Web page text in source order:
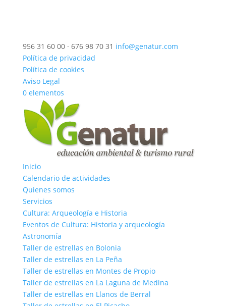
956 31 60 00 · 676 98 70 31 info@genatur.com
Política de privacidad
Política de cookies
Aviso Legal
0 elementos
Inicio
Calendario de actividades
Quienes somos
Servicios
Cultura: Arqueología e Historia
Eventos de Cultura: Historia y arqueología
Astronomía
Taller de estrellas en Bolonia
Taller de estrellas en La Peña
Taller de estrellas en Montes de Propio
Taller de estrellas en La Laguna de Medina
Taller de estrellas en Llanos de Berral